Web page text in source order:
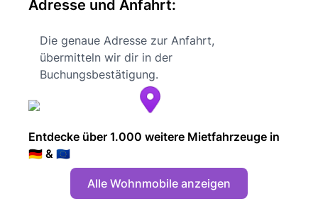
Adresse und Anfahrt:
Die genaue Adresse zur Anfahrt,
übermitteln wir dir in der
Buchungsbestätigung.
Entdecke über 1.000 weitere Mietfahrzeuge in
🇩🇪 & 🇪🇺
Alle Wohnmobile anzeigen